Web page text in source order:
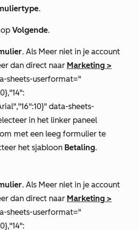
.
Volgende.
. Als Meer niet in je account
dan direct naar Marketing >
sheets-userformat="
data-sheets-
in het linker paneel
om met een leeg formulier te
het sjabloon Betaling.
. Als Meer niet in je account
dan direct naar Marketing >
sheets-userformat="